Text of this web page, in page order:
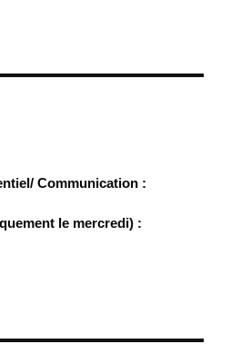
Communication :
le mercredi) :